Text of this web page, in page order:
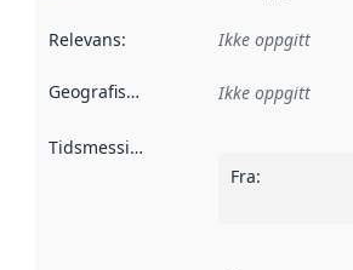
Relevans: Ikke oppgitt
Geografisk avgrensning :
Ikke oppgitt
Tidsmessig avgrensning
Fra: